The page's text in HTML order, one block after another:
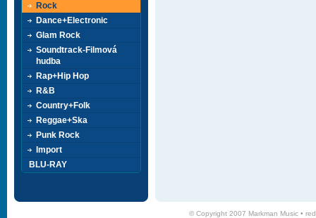
Rock
Dance+Electronic
Glam Rock
Soundtrack-Filmová
hudba
Rap+Hip Hop
R&B
Country+Folk
Reggae+Ska
Punk Rock
Import
BLU-RAY
© Copyright 2007 Markman Music •